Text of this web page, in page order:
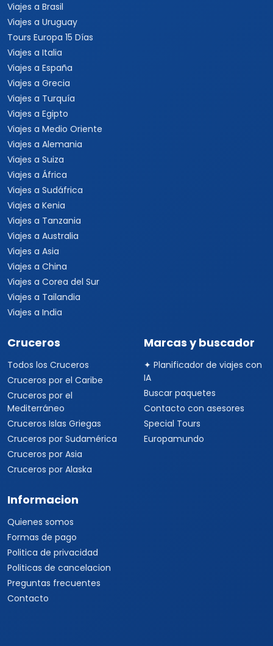
Viajes a Brasil
Viajes a Uruguay
Tours Europa 15 Días
Viajes a Italia
Viajes a España
Viajes a Grecia
Viajes a Turquía
Viajes a Egipto
Viajes a Medio Oriente
Viajes a Alemania
Viajes a Suiza
Viajes a África
Viajes a Sudáfrica
Viajes a Kenia
Viajes a Tanzania
Viajes a Australia
Viajes a Asia
Viajes a China
Viajes a Corea del Sur
Viajes a Tailandia
Viajes a India
Cruceros
Todos los Cruceros
Cruceros por el Caribe
Cruceros por el
Mediterráneo
Cruceros Islas Griegas
Cruceros por Sudamérica
Cruceros por Asia
Cruceros por Alaska
Marcas y buscador
✦ Planificador de viajes con
IA
Buscar paquetes
Contacto con asesores
Special Tours
Europamundo
Informacion
Quienes somos
Formas de pago
Politica de privacidad
Politicas de cancelacion
Preguntas frecuentes
Contacto